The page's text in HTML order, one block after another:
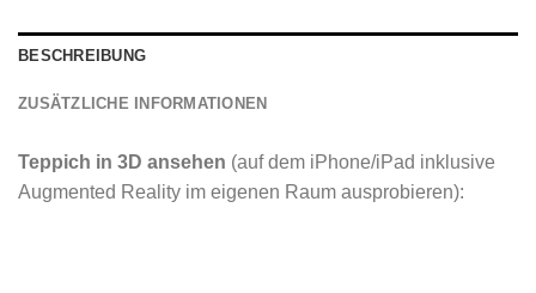
BESCHREIBUNG
ZUSÄTZLICHE INFORMATIONEN
Teppich in 3D ansehen (auf dem iPhone/iPad inklusive
Augmented Reality im eigenen Raum ausprobieren):